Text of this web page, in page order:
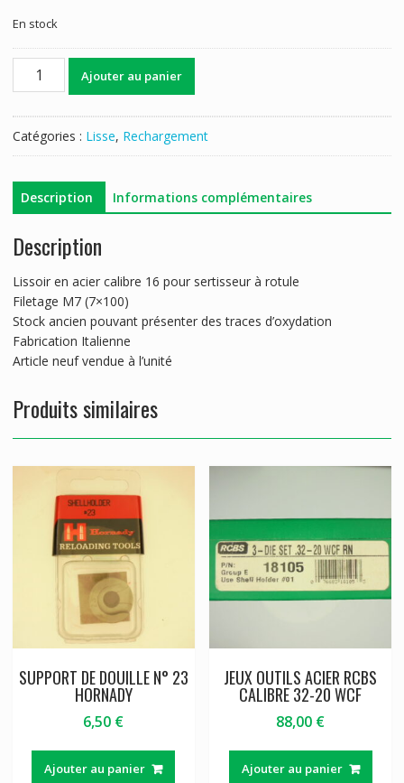
En stock
quantité
CALIBRE
Ajouter au panier
Catégories : Lisse, Rechargement
Description Informations complémentaires
Description
Lissoir en acier calibre 16 pour sertisseur à rotule
Filetage M7 (7×100)
Stock ancien pouvant présenter des traces d’oxydation
Fabrication Italienne
Article neuf vendue à l’unité
Produits similaires
SUPPORT DE DOUILLE N° 23
HORNADY
6,50 €
Ajouter au panier
JEUX OUTILS ACIER RCBS
CALIBRE 32-20 WCF
88,00 €
Ajouter au panier